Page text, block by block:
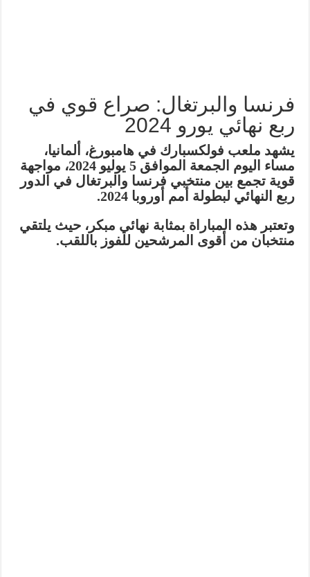
فرنسا والبرتغال: صراع قوي في
ربع نهائي يورو 2024
يشهد ملعب فولكسبارك في هامبورغ، ألمانيا،
مساء اليوم الجمعة الموافق 5 يوليو 2024، مواجهة
قوية تجمع بين منتخبي فرنسا والبرتغال في الدور
ربع النهائي لبطولة أمم أوروبا 2024.
وتعتبر هذه المباراة بمثابة نهائي مبكر، حيث يلتقي
منتخبان من أقوى المرشحين للفوز باللقب.